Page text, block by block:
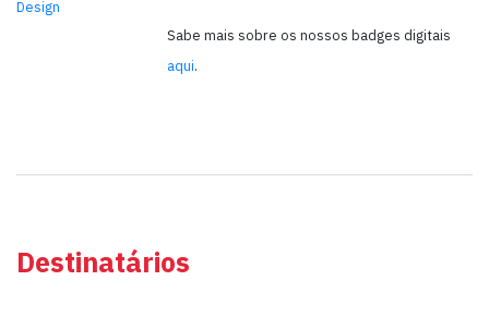
Sabe mais sobre os nossos badges digitais
aqui.
Destinatários